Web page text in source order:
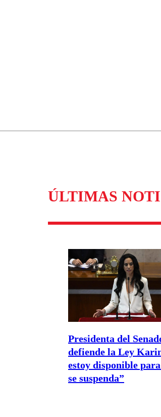
ÚLTIMAS
Presidenta del
defiende la Ley
estoy disponible
se suspenda”